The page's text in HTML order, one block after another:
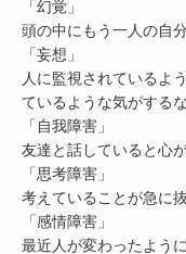
「幻覚」
頭の中にもう一人の自
「妄想」
人に監視されているよ
ているような気がする
「自我障害」
友達と話していると心
「思考障害」
考えていることが急に
「感情障害」
最近人が変わったよう